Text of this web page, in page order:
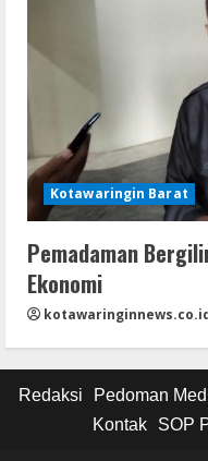
Kotawaringin Barat
Pemadaman
Ekonomi
Redaksi Pedoman
Kontak
SOP